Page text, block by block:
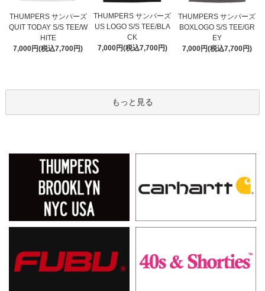
THUMPERS サンパーズ
QUIT TODAY S/S TEE/W
HITE
7,000円(税込7,700円)
THUMPERS サンパーズ
US LOGO S/S TEE/BLA
CK
7,000円(税込7,700円)
THUMPERS サンパーズ
BOXLOGO S/S TEE/GR
EY
7,000円(税込7,700円)
もっと見る